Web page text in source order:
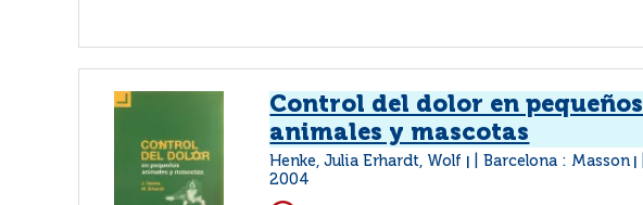
Control del dolor en pequeños
animales y mascotas
Henke, Julia Erhardt, Wolf Barcelona : Masson
2004